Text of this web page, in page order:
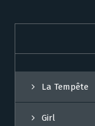
La Tempête
Girl